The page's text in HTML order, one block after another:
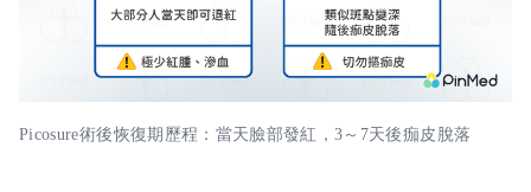
Picosure術後恢復期歷程：當天臉部發紅，3～7天後痂皮脫落